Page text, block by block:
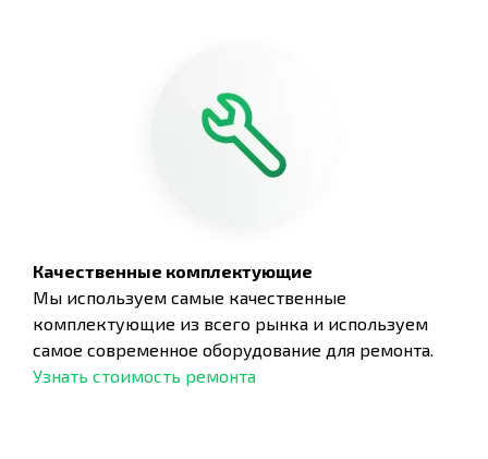
Качественные комплектующие
Мы используем самые качественные
комплектующие из всего рынка и используем
самое современное оборудование для ремонта.
Узнать стоимость ремонта